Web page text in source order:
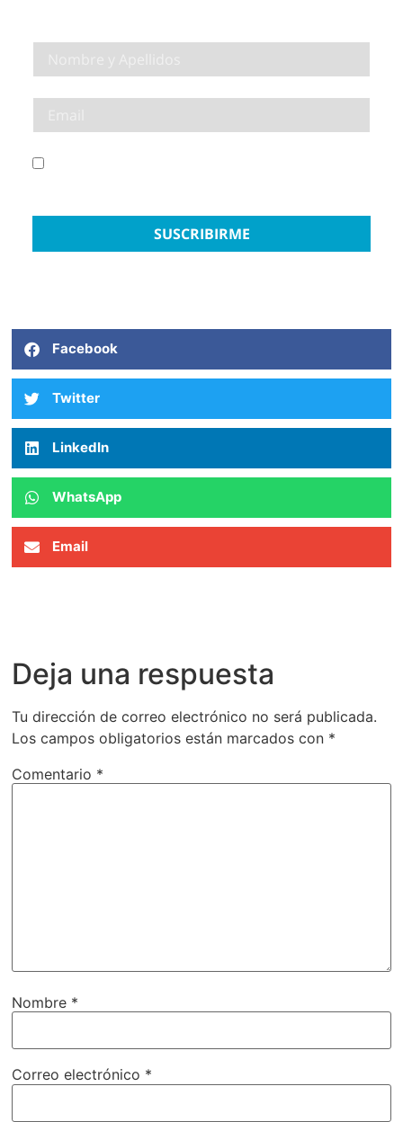
SUSCRIBIRME
Facebook
Twitter
LinkedIn
WhatsApp
Email
Deja una respuesta
Tu dirección de correo electrónico no será publicada.
Los campos obligatorios están marcados con *
Comentario *
Nombre *
Correo electrónico *